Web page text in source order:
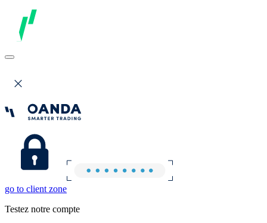
go to client zone
Testez notre compte